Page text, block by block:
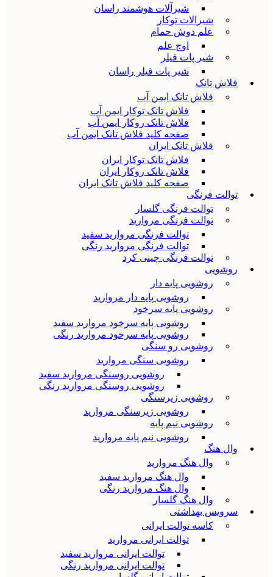
شیرآلات هوشمند راسان
شیرالات توکار
علم دوش حمام
اوج علم
شیر پات فیلر
شیر پات فیلر راسان
فلاش تانک
فلاش تانک ایمن آب
فلاش تانک توکار ایمن آب
فلاش تانک روکار ایمن آب
صفحه کلید فلاش تانک ایمن آب
فلاش تانک ایران
فلاش تانک توکار ایران
فلاش تانک روکار ایران
صفحه کلید فلاش تانک ایران
توالت فرنگی
توالت فرنگی گلسار
توالت فرنگی مروارید
توالت فرنگی مروارید سفید
توالت فرنگی مروارید رنگی
توالت فرنگی چینی کرد
روشویی
روشویی پایه دار
روشویی پایه دار مروارید
روشویی پایه سرخود
روشویی پایه سرخود مروارید سفید
روشویی پایه سرخود مروارید رنگی
روشویی رو سنگی
روشویی سنگی مروارید
روشویی روسنگی مروارید سفید
روشویی روسنگی مروارید رنگی
روشویی زیرسنگی
روشویی زیرسنگی مروارید
روشویی نیم پایه
روشویی نیم پایه مروارید
وال هنگ
وال هنگ مروارید
وال هنگ مروارید سفید
وال هنگ مروارید رنگی
وال هنگ گلسار
سرویس بهداشتی
کاسه توالت ایرانی
توالت ایرانی مروارید
توالت ایرانی مروارید سفید
توالت ایرانی مروارید رنگی